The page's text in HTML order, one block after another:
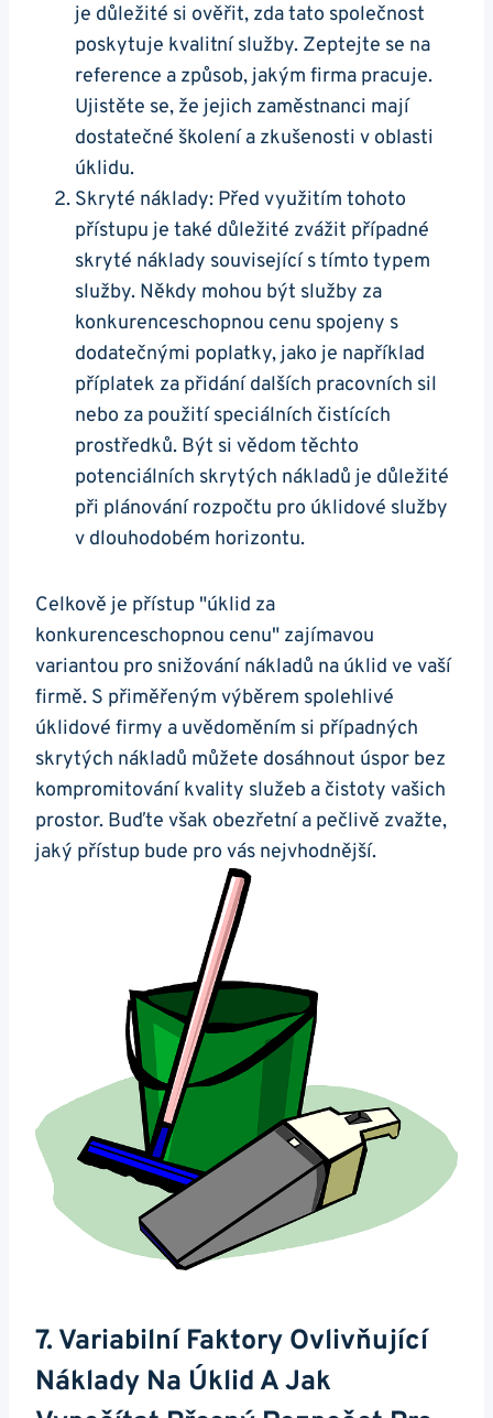
je důležité si ověřit, zda tato společnost
poskytuje kvalitní služby. Zeptejte se na
reference a způsob, jakým firma pracuje.
Ujistěte se, že jejich zaměstnanci mají
dostatečné školení a zkušenosti v oblasti
úklidu.
Skryté náklady: Před využitím tohoto
přístupu je také důležité zvážit případné
skryté náklady související s tímto typem
služby. Někdy mohou být služby za
konkurenceschopnou cenu spojeny s
dodatečnými poplatky, jako je například
příplatek za přidání dalších pracovních sil
nebo za použití speciálních čistících
prostředků. Být si vědom těchto
potenciálních skrytých nákladů je důležité
při plánování rozpočtu pro úklidové služby
v dlouhodobém horizontu.
Celkově je přístup "úklid za
konkurenceschopnou cenu" zajímavou
variantou pro snižování nákladů na úklid ve vaší
firmě. S přiměřeným výběrem spolehlivé
úklidové firmy a uvědoměním si případných
skrytých nákladů můžete dosáhnout úspor bez
kompromitování kvality služeb a čistoty vašich
prostor. Buďte však obezřetní a pečlivě zvažte,
jaký přístup bude pro vás nejvhodnější.
7. Variabilní Faktory Ovlivňující
Náklady Na Úklid A Jak